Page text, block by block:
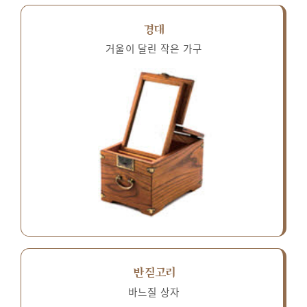
경대
거울이 달린 작은 가구
반짇고리
바느질 상자